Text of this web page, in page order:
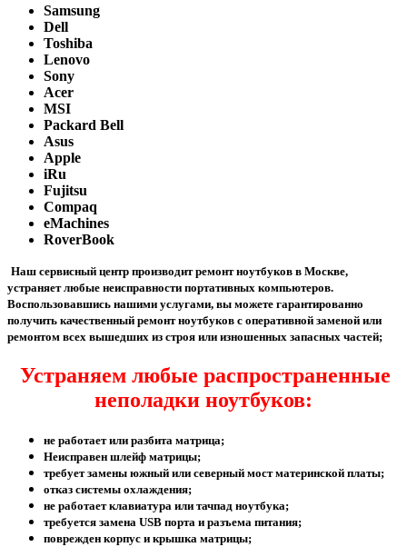
Samsung
Dell
Toshiba
Lenovo
Sony
Acer
MSI
Packard Bell
Asus
Apple
iRu
Fujitsu
Compaq
eMachines
RoverBook
Наш сервисный центр производит ремонт ноутбуков в Москве,
устраняет любые неисправности портативных компьютеров.
Воспользовавшись нашими услугами, вы можете гарантированно
получить качественный ремонт ноутбуков с оперативной заменой или
ремонтом всех вышедших из строя или изношенных запасных частей;
Устраняем любые распространенные
неполадки ноутбуков:
не работает или разбита матрица;
Неисправен шлейф матрицы;
требует замены южный или северный мост материнской платы;
отказ системы охлаждения;
не работает клавиатура или тачпад ноутбука;
требуется замена USB порта и разъема питания;
поврежден корпус и крышка матрицы;